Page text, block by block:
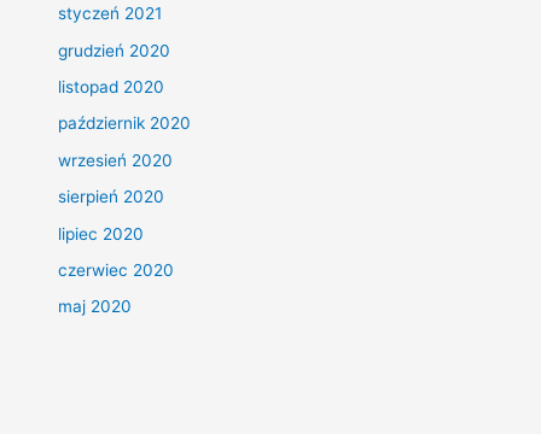
styczeń 2021
grudzień 2020
listopad 2020
październik 2020
wrzesień 2020
sierpień 2020
lipiec 2020
czerwiec 2020
maj 2020